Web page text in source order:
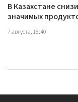
В Казахстане
значимых
7 августа, 15:40